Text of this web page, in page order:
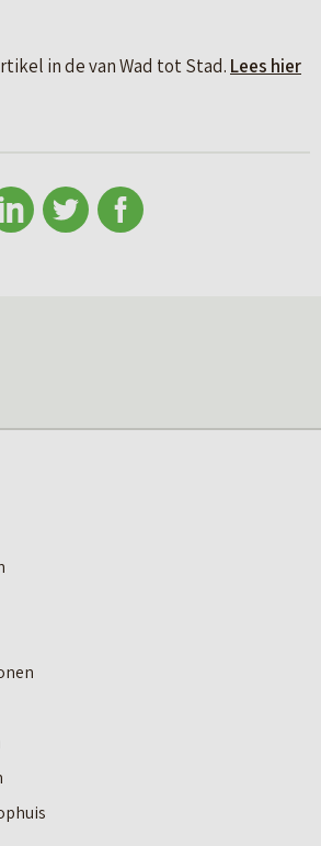
in de van Wad tot Stad. Lees hier